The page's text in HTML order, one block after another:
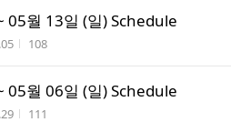
05월 13일 (일) Schedule
간 조회수
108
05월 06일 (일) Schedule
간 조회수
111